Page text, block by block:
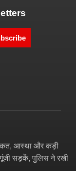
आस्था और कड़ी
गूंजी सड़कें, पुलिस ने रखी